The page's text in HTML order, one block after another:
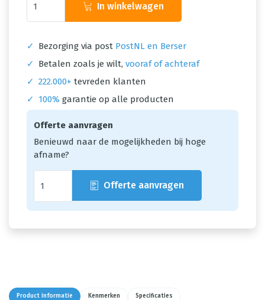
In winkelwagen
✓ Bezorging via post PostNL en Berser
✓
Betalen zoals je wilt, vooraf of achteraf
✓ 222.000+ tevreden klanten
✓
100% garantie op alle producten
Offerte aanvragen
Benieuwd naar de mogelijkheden bij hoge
afname?
Offerte aanvragen
Product informatie Kenmerken Specificaties